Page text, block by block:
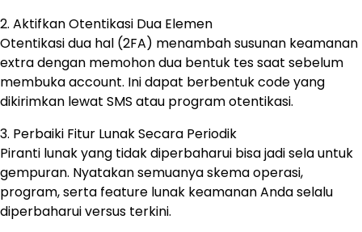
2. Aktifkan Otentikasi Dua Elemen
Otentikasi dua hal (2FA) menambah susunan keamanan
extra dengan memohon dua bentuk tes saat sebelum
membuka account. Ini dapat berbentuk code yang
dikirimkan lewat SMS atau program otentikasi.
3. Perbaiki Fitur Lunak Secara Periodik
Piranti lunak yang tidak diperbaharui bisa jadi sela untuk
gempuran. Nyatakan semuanya skema operasi,
program, serta feature lunak keamanan Anda selalu
diperbaharui versus terkini.